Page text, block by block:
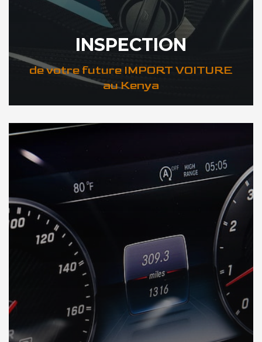
INSPECTION
de votre future IMPORT VOITURE
au Kenya
DÉCOUVREZ VOTRE INSPECTION AUTO au Kenya